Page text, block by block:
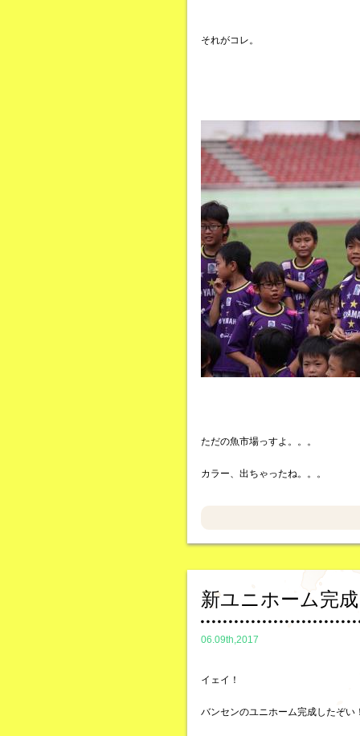
それがコレ。
ただの魚市場っすよ。。。
カラー、出ちゃったね。。。
新ユニホーム完成
06.09th,2017
イェイ！
バンセンのユニホーム完成したぞい